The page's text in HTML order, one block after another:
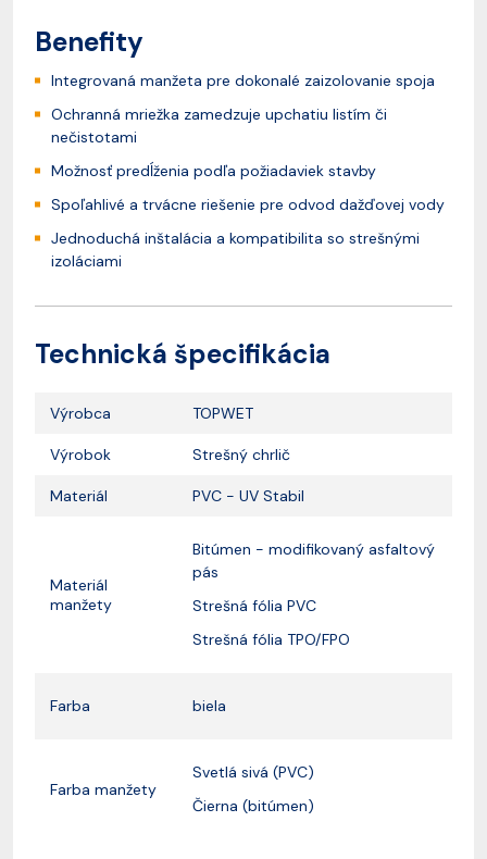
Benefity
Integrovaná manžeta pre dokonalé zaizolovanie spoja
Ochranná mriežka zamedzuje upchatiu listím či
nečistotami
Možnosť predĺženia podľa požiadaviek stavby
Spoľahlivé a trvácne riešenie pre odvod dažďovej vody
Jednoduchá inštalácia a kompatibilita so strešnými
izoláciami
Technická špecifikácia
Výrobca TOPWET
Výrobok Strešný chrlič
Materiál PVC - UV Stabil
Materiál
manžety
Bitúmen - modifikovaný asfaltový
pás
Strešná fólia PVC
Strešná fólia TPO/FPO
Farba biela
Farba manžety
Svetlá sivá (PVC)
Čierna (bitúmen)